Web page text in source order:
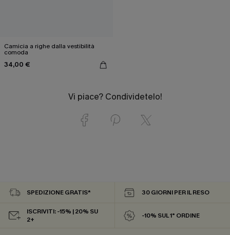
Camicia a righe dalla vestibilità
comoda
34,00 €
Vi piace? Condividetelo!
SPEDIZIONE GRATIS* 30 GIORNI PER IL RESO
ISCRIVITI: -15% | 20% SU
2+
-10% SUL 1° ORDINE